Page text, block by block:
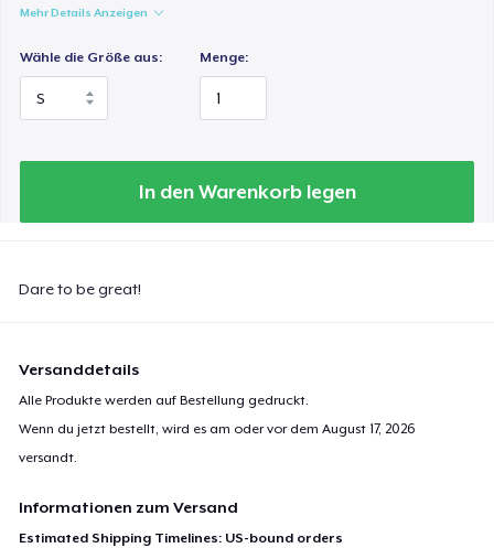
Mehr Details Anzeigen
Wähle die Größe aus: Menge:
In den Warenkorb legen
Dare to be great!
Versanddetails
Alle Produkte werden auf Bestellung gedruckt.
Wenn du jetzt bestellt, wird es am oder vor demAugust 17, 2026
versandt.
Informationen zum Versand
Estimated Shipping Timelines: US-bound orders